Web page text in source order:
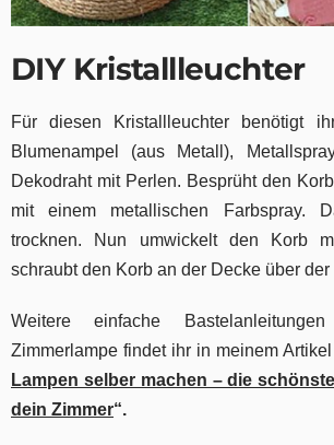
DIY Kristallleuchter
Für diesen Kristallleuchter benötigt
Blumenampel (aus Metall),
Dekodraht mit Perlen. Besprüht den
mit einem metallischen Farbspray.
trocknen. Nun umwickelt den Korb
schraubt den Korb an der Decke über
Weitere einfache
Zimmerlampe findet ihr in meinem
Lampen selber machen – die
dein Zimmer“.